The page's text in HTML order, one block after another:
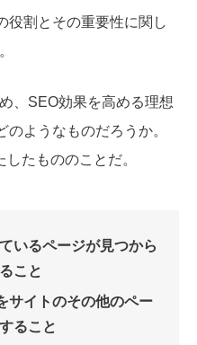
役割とその重要性に関し
、SEO効果を高める理想
ようなものだろうか。
たもののことだ。
いるページが見つから
こと
サイトのその他のペー
ること